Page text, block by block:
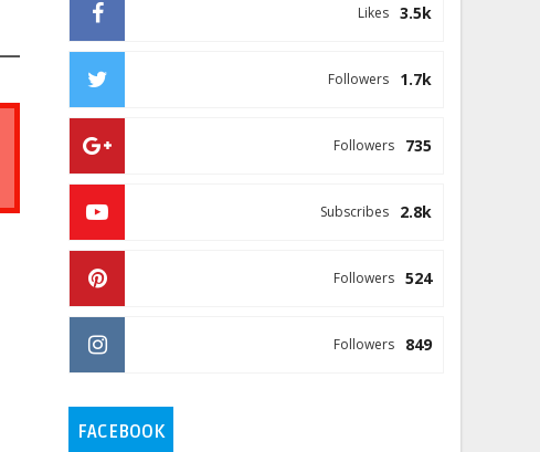
3.5k
Likes
1.7k
Followers
735
Followers
2.8k
Subscribes
524
Followers
849
Followers
FACEBOOK